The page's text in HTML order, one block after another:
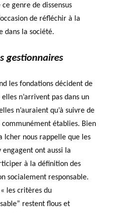
genre de dissensus
de réfléchir à la
dans la société.
gestionnaires
les fondations décident de
n’arrivent pas dans un
n’auraient qu’à suivre de
établies. Bien
Icher nous rappelle que les
engagent ont aussi la
à la définition des
socialement responsable.
les critères du
restent flous et